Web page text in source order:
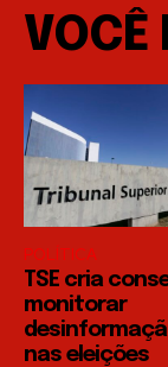
VOCÊ
POLÍTICA
TSE cria
monitorar
nas eleições